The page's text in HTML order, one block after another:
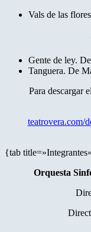
Vals de las
Gente de ley.
Tanguera. De
Para descargar
teatrovera.com/
{tab
Orquesta